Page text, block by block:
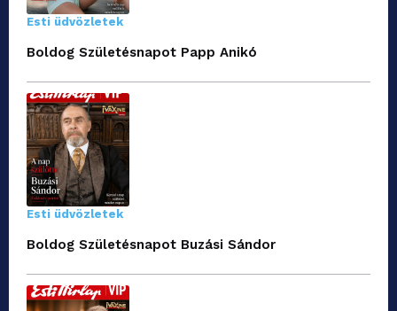
Esti üdvözletek
Boldog Születésnapot Papp Anikó
Esti üdvözletek
Boldog Születésnapot Buzási Sándor